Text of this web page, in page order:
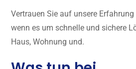
Vertrauen Sie auf unsere
wenn es um schnelle und sichere
Haus, Wohnung und.